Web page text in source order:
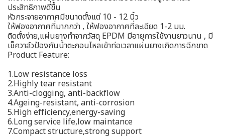
ประสิทธิภาพดีขึ้น
หัวกระจายอากาศมีขนาดตั้งแต่ 10 - 12 นิ้ว
ให้ฟองอากาศที่มากกว่า , ให้ฟองอากาศที่ละเอียด 1-2 มม.
ติดตั้งง่าย,แผ่นยางทำจากวัสดุ EPDM มีอายุการใช้งานยาวนาน , มี
เช็ควาล์วป้องกันน้ำตะกอนไหลเข้าท่อเวลาแผ่นยางเกิดการฉีกขาด
Product Feature:
1.Low resistance loss
2.Highly tear resistant
3.Anti-clogging, anti-backflow
4.Ageing-resistant, anti-corrosion
5.High efficiency,energy-saving
6.Long service life,low maintance
7.Compact structure,strong support